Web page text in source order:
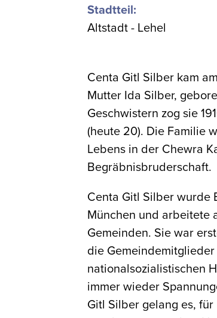
Stadtteil:
Altstadt - Lehel
Centa Gitl Silber kam
Mutter Ida Silber,
Geschwistern zog sie
(heute 20). Die Familie
Lebens in der Chewra
Begräbnisbruderschaft.
Centa Gitl Silber wurde
München und arbeitete
Gemeinden. Sie war
die
nationalsozialistischen
immer wieder
Gitl Silber gelang es,